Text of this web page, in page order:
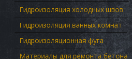
Гидроизоляция холодных швов
Гидроизоляция ванных комнат
Гидроизоляционная фуга
Материалы для ремонта бетона